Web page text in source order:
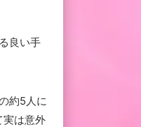
良い手
約5人に
実は意外